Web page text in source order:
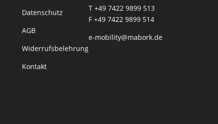
Datenschutz
AGB
Widerrufsbelehrung
Kontakt
T +49 7422 9899 513
F +49 7422 9899 514
e-mobility@mabork.de